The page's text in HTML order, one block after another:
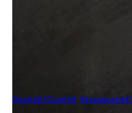
Quartett/Quintett Brassquartett